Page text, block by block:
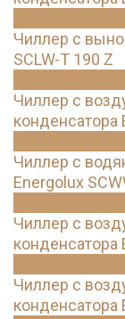
Чиллер с
SCLW-T 190 Z
Чиллер с
конденсатора
Чиллер с
Energolux
Чиллер с
конденсатора
Чиллер с
конденсатора